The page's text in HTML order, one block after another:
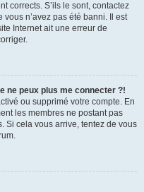
corrects. S’ils le sont, contactez
n’avez pas été banni. Il est
Internet ait une erreur de
ne peux plus me connecter ?!
ou supprimé votre compte. En
les membres ne postant pas
Si cela vous arrive, tentez de vous